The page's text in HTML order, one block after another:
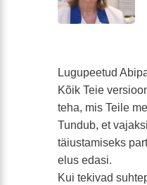
Lugupeetud
Kõik Teie
teha, mis Teile
Tundub, et
täiustamiseks
elus edasi.
Kui tekivad